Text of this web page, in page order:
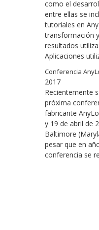
como el
entre ellas se
tutoriales en
transformación
resultados
Aplicaciones
Conferencia
2017
Recientemente
próxima
fabricante
y 19 de abril de
Baltimore
pesar que en
conferencia se